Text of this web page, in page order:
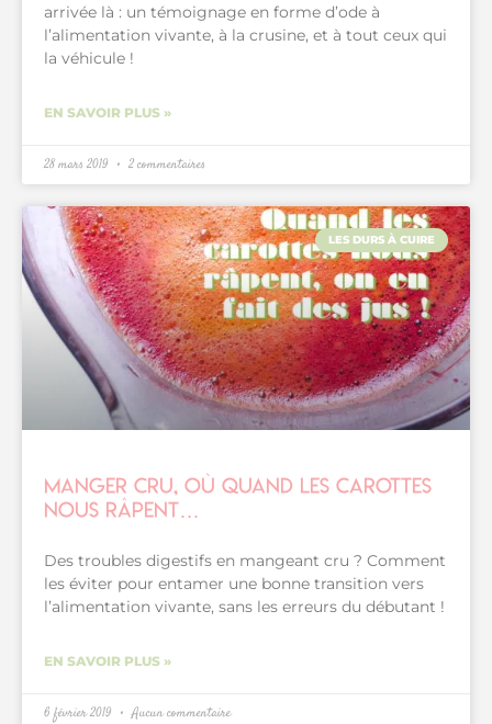
arrivée là : un témoignage en forme d’ode à
l’alimentation vivante, à la crusine, et à tout ceux qui
la véhicule !
EN SAVOIR PLUS »
28 mars 2019 2 commentaires
LES DURS À CUIRE
Manger cru, où quand les carottes
nous râpent…
Des troubles digestifs en mangeant cru ? Comment
les éviter pour entamer une bonne transition vers
l’alimentation vivante, sans les erreurs du débutant !
EN SAVOIR PLUS »
6 février 2019 Aucun commentaire